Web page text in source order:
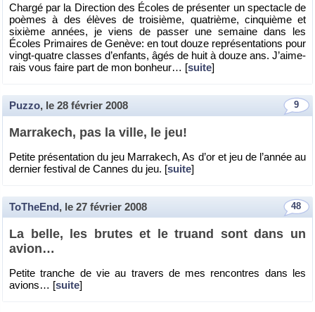
Chargé par la Di­rec­tion des Écoles de pré­sen­ter un spec­tacle de
poèmes à des élèves de troi­sième, qua­trième, cin­quième et
sixième an­nées, je viens de pas­ser une se­maine dans les
Écoles Pri­maires de Ge­nève: en tout douze re­pré­sen­ta­tions pour
vingt-quatre classes d’en­fants, âgés de huit à douze ans. J’ai­me­
rais vous faire part de mon bon­heur… [suite]
9
Puzzo, le 28 février 2008
Mar­ra­kech, pas la ville, le jeu!
Pe­tite pré­sen­ta­tion du jeu Mar­ra­kech, As d’or et jeu de l’an­née au
der­nier fes­ti­val de Cannes du jeu. [suite]
48
ToTheEnd, le 27 février 2008
La belle, les brutes et le truand sont dans un
avion…
Pe­tite tranche de vie au tra­vers de mes ren­contres dans les
avions… [suite]